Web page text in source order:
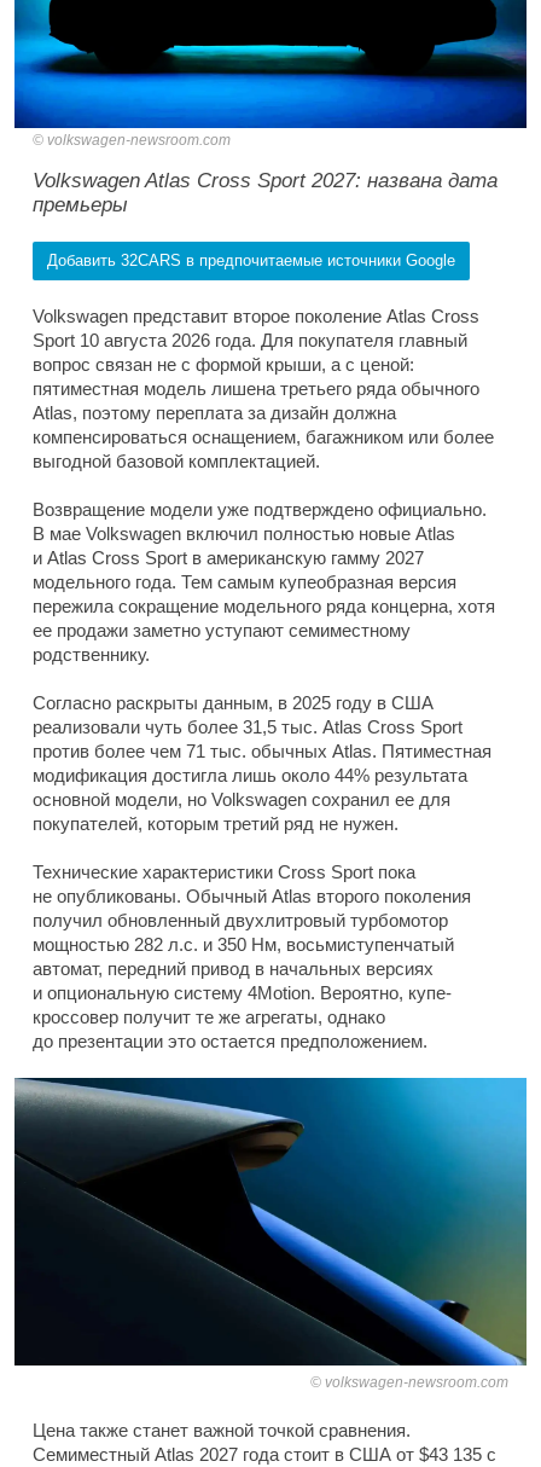
volkswagen-newsroom.com
Volkswagen Atlas Cross Sport 2027: названа дата
премьеры
Добавить 32CARS в предпочитаемые источники Google
Volkswagen представит второе поколение Atlas Cross
Sport 10 августа 2026 года. Для покупателя главный
вопрос связан не с формой крыши, а с ценой:
пятиместная модель лишена третьего ряда обычного
Atlas, поэтому переплата за дизайн должна
компенсироваться оснащением, багажником или более
выгодной базовой комплектацией.
Возвращение модели уже подтверждено официально.
В мае Volkswagen включил полностью новые Atlas
и Atlas Cross Sport в американскую гамму 2027
модельного года. Тем самым купеобразная версия
пережила сокращение модельного ряда концерна, хотя
ее продажи заметно уступают семиместному
родственнику.
Согласно раскрыты данным, в 2025 году в США
реализовали чуть более 31,5 тыс. Atlas Cross Sport
против более чем 71 тыс. обычных Atlas. Пятиместная
модификация достигла лишь около 44% результата
основной модели, но Volkswagen сохранил ее для
покупателей, которым третий ряд не нужен.
Технические характеристики Cross Sport пока
не опубликованы. Обычный Atlas второго поколения
получил обновленный двухлитровый турбомотор
мощностью 282 л.с. и 350 Нм, восьмиступенчатый
автомат, передний привод в начальных версиях
и опциональную систему 4Motion. Вероятно, купе-
кроссовер получит те же агрегаты, однако
до презентации это остается предположением.
volkswagen-newsroom.com
Цена также станет важной точкой сравнения.
Семиместный Atlas 2027 года стоит в США от $43 135 с